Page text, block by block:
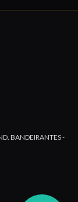
BANDEIRANTES -